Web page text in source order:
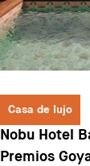
Casa de lujo
Nobu Hotel
Premios